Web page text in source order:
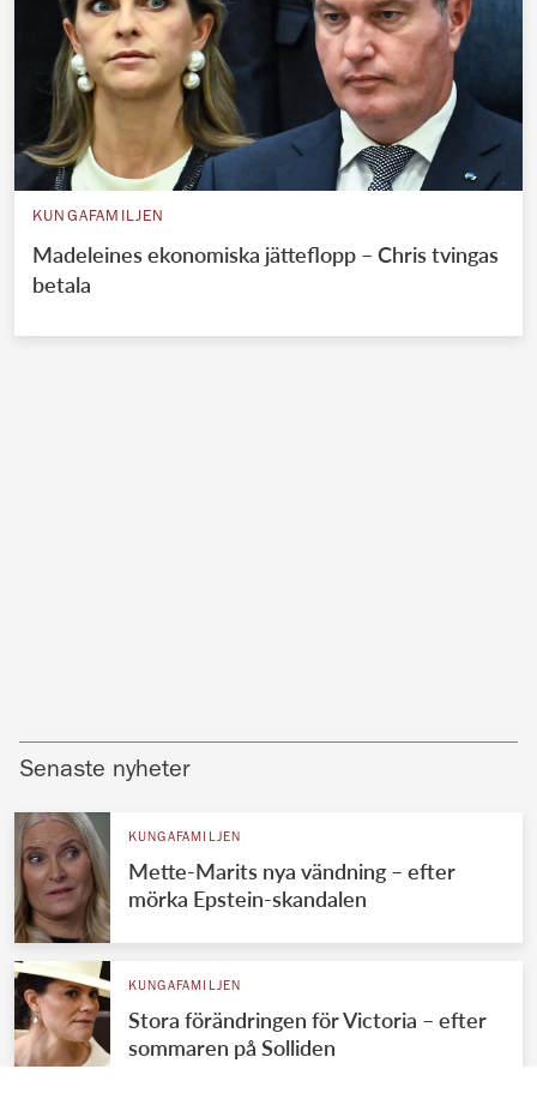
KUNGAFAMILJEN
Madeleines ekonomiska jätteflopp – Chris tvingas
betala
Senaste nyheter
KUNGAFAMILJEN
Mette-Marits nya vändning – efter
mörka Epstein-skandalen
KUNGAFAMILJEN
Stora förändringen för Victoria – efter
sommaren på Solliden